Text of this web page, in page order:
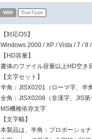
WIN TrueType
【対応OS】
Windows 2000 / XP / Vista / 7 / 8
【HD容量】
書体のファイル容量以上HD空き
【文字セット】
半角：JISX0201（ローマ字、半
全角：JISX0208（非漢字、JIS
MS機種依存文字
【文字幅】
本製品は、半角：プロポーショ